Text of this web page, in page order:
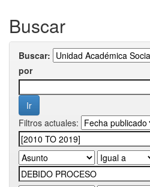
Buscar
Buscar:
por
Filtros actuales: